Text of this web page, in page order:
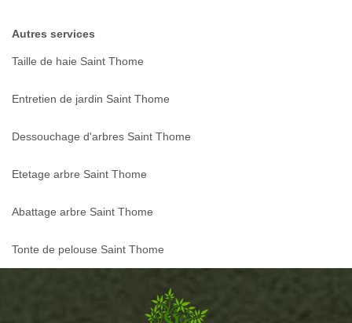
Autres services
Taille de haie Saint Thome
Entretien de jardin Saint Thome
Dessouchage d'arbres Saint Thome
Etetage arbre Saint Thome
Abattage arbre Saint Thome
Tonte de pelouse Saint Thome